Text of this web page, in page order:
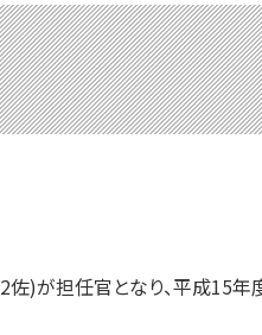
)が担任官となり、平成15